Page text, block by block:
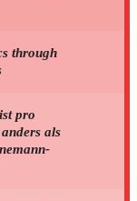
through
pro
als